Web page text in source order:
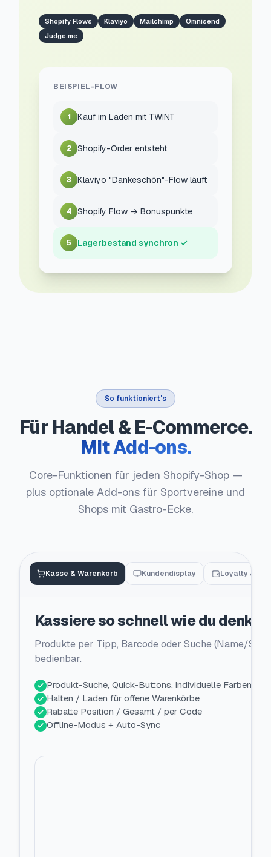
Shopify Flows Klaviyo Mailchimp
Omnisend
Judge.me
BEISPIEL-FLOW
1 Kauf im Laden mit TWINT
2 Shopify-Order entsteht
3 Klaviyo "Dankeschön"-Flow läuft
4 Shopify Flow → Bonuspunkte
5 Lagerbestand synchron ✓
So funktioniert's
Für Handel & E-Commerce.
Mit Add-ons.
Core-Funktionen für jeden Shopify-Shop —
plus optionale Add-ons für Sportvereine und
Shops mit Gastro-Ecke.
Kasse & Warenkorb Kundendisplay Loyalty &
Kassiere so schnell wie du denkst.
Produkte per Tipp, Barcode oder Suche (Name/
bedienbar.
Produkt-Suche, Quick-Buttons, individuelle Farben
Halten / Laden für offene Warenkörbe
Rabatte Position / Gesamt / per Code
Offline-Modus + Auto-Sync